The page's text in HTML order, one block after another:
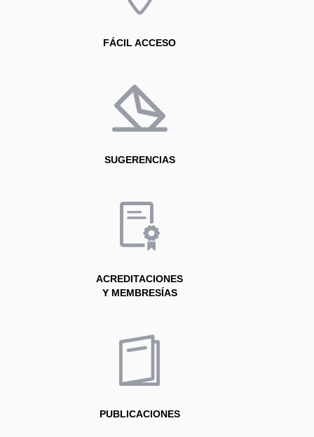
FÁCIL ACCESO
SUGERENCIAS
ACREDITACIONES
Y MEMBRESÍAS
PUBLICACIONES